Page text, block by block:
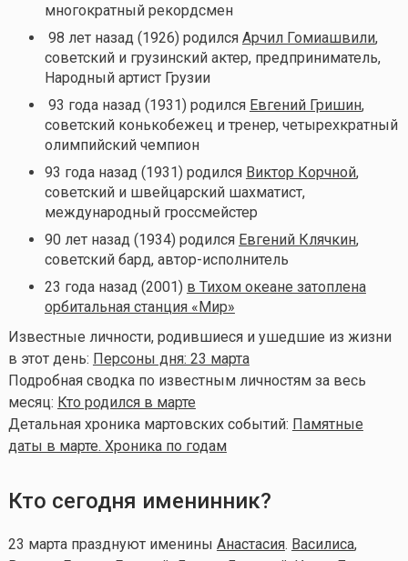
многократный рекордсмен
98 лет назад (1926) родился Арчил Гомиашвили,
советский и грузинский актер, предприниматель,
Народный артист Грузии
93 года назад (1931) родился Евгений Гришин,
советский конькобежец и тренер, четырехкратный
олимпийский чемпион
93 года назад (1931) родился Виктор Корчной,
советский и швейцарский шахматист,
международный гроссмейстер
90 лет назад (1934) родился Евгений Клячкин,
советский бард, автор-исполнитель
23 года назад (2001) в Тихом океане затоплена
орбитальная станция «Мир»
Известные личности, родившиеся и ушедшие из жизни
в этот день: Персоны дня: 23 марта
Подробная сводка по известным личностям за весь
месяц: Кто родился в марте
Детальная хроника мартовских событий: Памятные
даты в марте. Хроника по годам
Кто сегодня именинник?
23 марта празднуют именины Анастасия. Василиса,